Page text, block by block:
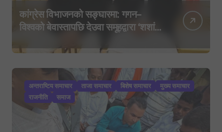
कांग्रेस विभाजनको सङ्घारमा: गगन–
विश्वको बेवास्तापछि देउवा समूहद्वारा ‘शशांक
यात्राको घोषणा तयारी!
अन्तराष्टिय समाचार ताजा समाचार बिशेष समाचार
मुख्य समाचार
राजनीति
समाज